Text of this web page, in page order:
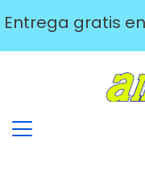
Entrega gratis en